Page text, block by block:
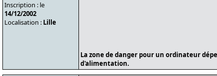
Inscription : le
14/12/2002
Localisation : Lille
La zone de danger pour un ordinateur
d'alimentation.